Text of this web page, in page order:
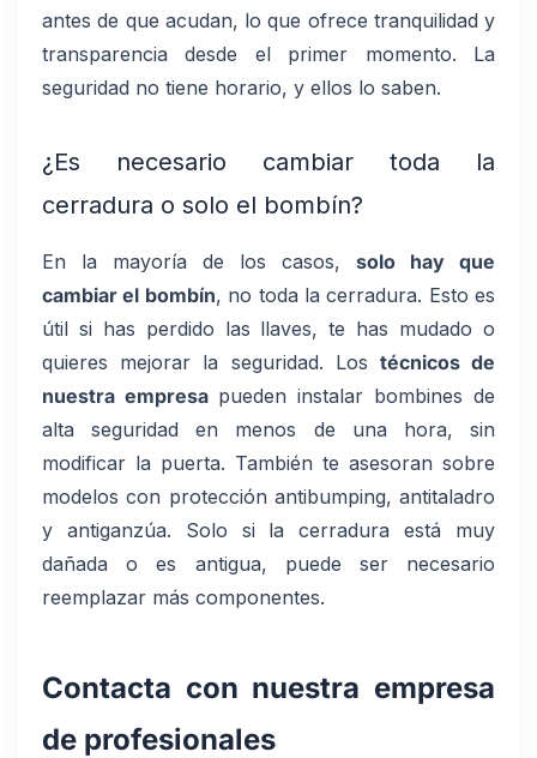
antes de que acudan, lo que ofrece tranquilidad y
transparencia desde el primer momento. La
seguridad no tiene horario, y ellos lo saben.
¿Es necesario cambiar toda la
cerradura o solo el bombín?
En la mayoría de los casos, solo hay que
cambiar el bombín, no toda la cerradura. Esto es
útil si has perdido las llaves, te has mudado o
quieres mejorar la seguridad. Los técnicos de
nuestra empresa pueden instalar bombines de
alta seguridad en menos de una hora, sin
modificar la puerta. También te asesoran sobre
modelos con protección antibumping, antitaladro
y antiganzúa. Solo si la cerradura está muy
dañada o es antigua, puede ser necesario
reemplazar más componentes.
Contacta con nuestra empresa
de profesionales